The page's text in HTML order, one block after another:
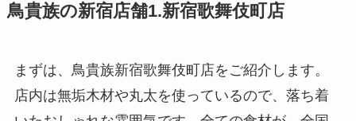
鳥貴族の新宿店舗1.新宿歌舞伎町店
まずは、鳥貴族新宿歌舞伎町店をご紹介します。
店内は無垢木材や丸太を使っているので、落ち着